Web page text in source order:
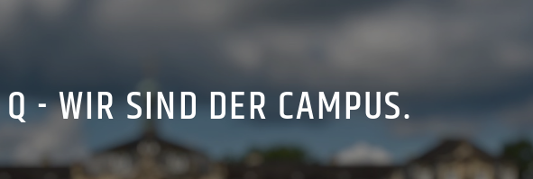
- WIR SIND DER CAMPUS.